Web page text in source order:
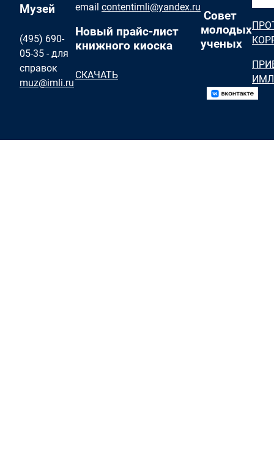
Музей
(495) 690-
05-35 - для
справок
muz@imli.ru
email contentimli@yandex.ru
Новый прайс-лист
книжного киоска
СКАЧАТЬ
Совет
молодых
ученых